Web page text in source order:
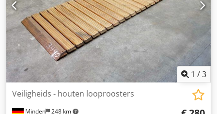
1 /3
Minden 248 km
Veiligheids - houten looproosters